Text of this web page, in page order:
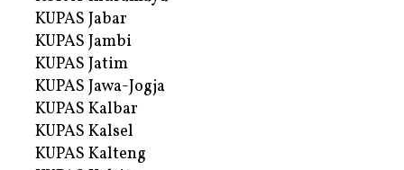
KUPAS Jabar
KUPAS Jambi
KUPAS Jatim
KUPAS Jawa-Jogja
KUPAS Kalbar
KUPAS Kalsel
KUPAS Kalteng